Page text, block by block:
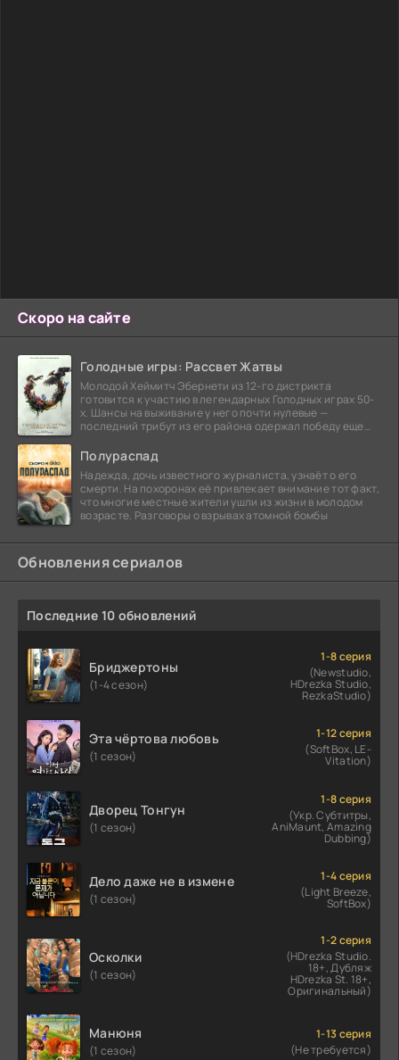
Скоро на сайте
Голодные игры: Рассвет Жатвы
Молодой Хеймитч Эбернети из 12-го дистрикта
готовится к участию в легендарных Голодных играх 50-
х. Шансы на выживание у него почти нулевые —
последний трибут из его района одержал победу еще
Полураспад
Надежда, дочь известного журналиста, узнаёт о его
смерти. На похоронах её привлекает внимание тот факт,
что многие местные жители ушли из жизни в молодом
возрасте. Разговоры о взрывах атомной бомбы
Обновления сериалов
Последние 10 обновлений
Бриджертоны
(1-4 сезон)
1-8 серия
(Newstudio,
HDrezka Studio,
RezkaStudio)
Эта чёртова любовь
(1 сезон)
1-12 серия
(SoftBox, LE-
Vitation)
Дворец Тонгун
(1 сезон)
1-8 серия
(Укр. Субтитры,
AniMaunt, Amazing
Dubbing)
Дело даже не в измене
(1 сезон)
1-4 серия
(Light Breeze,
SoftBox)
Осколки
(1 сезон)
1-2 серия
(HDrezka Studio.
18+, Дубляж
HDrezka St. 18+,
Оригинальный)
Манюня
(1 сезон)
1-13 серия
(Не требуется)